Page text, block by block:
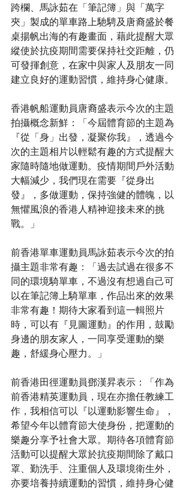
跨欄、馬詠茹在「筆記簿」與「萬字
夾」製成的單車路上馳騁及唐裔盛於餐
桌揚帆出海的有趣畫面，藉此提醒大眾
縱使於抗疫期間需要保持社交距離，仍
可發揮創意，在家中與家人及朋友一同
建立良好的運動習慣，維持身心健康。
香港帆船運動員唐裔盛表示今次的主題
拍攝概念新鮮：「今屆體育節的主題為
『從「身」出發，凝聚你我』，透過今
次的主題相片以輕鬆有趣的方式提醒大
家隨時隨地做運動。疫情期間戶外活動
大幅減少，我們現在需要『從身出
發』，多做運動，保持強健的體魄，以
無懼風浪的香港人精神迎接未來的挑
戰。」
前香港單車運動員馬詠茹表示今次的拍
攝主題非常有趣：「過去試過在很多不
同的環境騎單車，不過沒有想過自己可
以在筆記簿上騎單車，作品出來的效果
非常有趣！期待大家看到這一輯照片
時，可以有『見圖運動』的作用，鼓勵
身邊的朋友家人，一同享受運動的樂
趣，舒緩身心壓力。」
前香港田徑運動員鄧漢昇表示：「作為
前香港精英運動員，現在亦擔任教練工
作，我相信可以『以運動影響生命』，
希望今年以體育節大使身份，把運動的
樂趣分享予社會大眾。期待各項體育節
活動可以提醒大眾於抗疫期間除了戴口
罩、勤洗手、注重個人及環境衛生外，
亦要培養持續運動的習慣，維持身心健